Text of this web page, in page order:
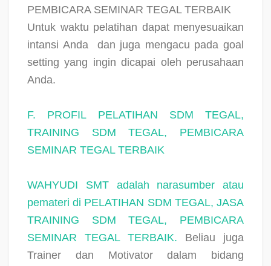
PEMBICARA SEMINAR TEGAL TERBAIK
Untuk waktu pelatihan dapat menyesuaikan
intansi Anda
dan juga mengacu pada goal
setting yang ingin dicapai oleh perusahaan
Anda.
F. PROFIL PELATIHAN SDM TEGAL,
TRAINING SDM TEGAL, PEMBICARA
SEMINAR TEGAL TERBAIK
WAHYUDI SMT adalah narasumber atau
pemateri di PELATIHAN SDM TEGAL, JASA
TRAINING SDM TEGAL, PEMBICARA
SEMINAR TEGAL TERBAIK. Beliau juga
Trainer dan Motivator dalam bidang